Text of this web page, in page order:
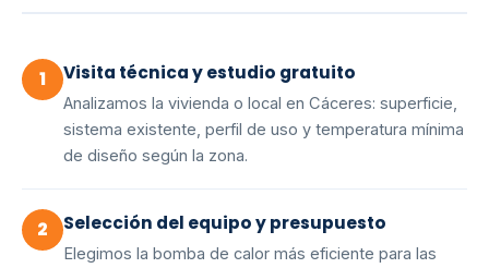
1 Visita técnica y estudio gratuito
Analizamos la vivienda o local en Cáceres: superficie,
sistema existente, perfil de uso y temperatura mínima
de diseño según la zona.
2 Selección del equipo y presupuesto
Elegimos la bomba de calor más eficiente para las